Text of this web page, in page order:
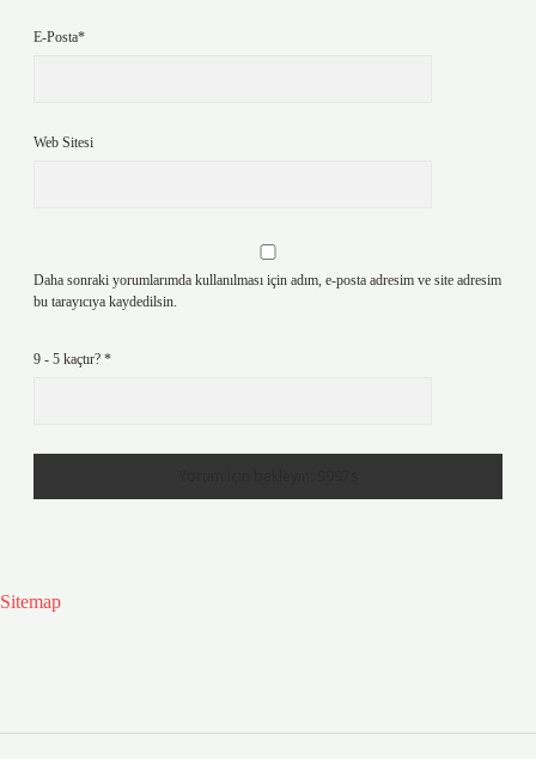
E-Posta*
Web Sitesi
Daha sonraki yorumlarımda kullanılması için adım, e-posta adresim ve site adresim
bu tarayıcıya kaydedilsin.
9 - 5 kaçtır? *
Sitemap